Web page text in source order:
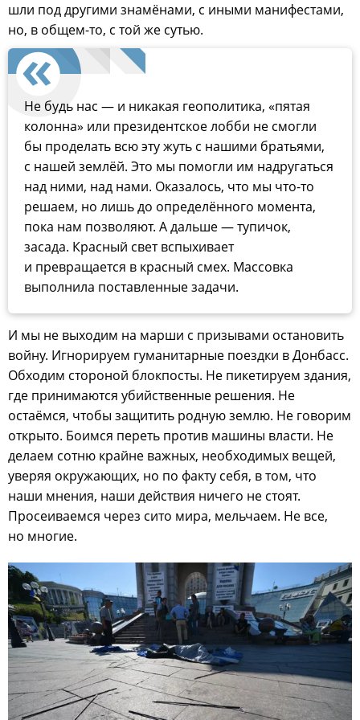
шли под другими знамёнами, с иными манифестами,
но, в общем-то, с той же сутью.
Не будь нас — и никакая геополитика, «пятая
колонна» или президентское лобби не смогли
бы проделать всю эту жуть с нашими братьями,
с нашей землёй. Это мы помогли им надругаться
над ними, над нами. Оказалось, что мы что-то
решаем, но лишь до определённого момента,
пока нам позволяют. А дальше — тупичок,
засада. Красный свет вспыхивает
и превращается в красный смех. Массовка
выполнила поставленные задачи.
И мы не выходим на марши с призывами остановить
войну. Игнорируем гуманитарные поездки в Донбасс.
Обходим стороной блокпосты. Не пикетируем здания,
где принимаются убийственные решения. Не
остаёмся, чтобы защитить родную землю. Не говорим
открыто. Боимся переть против машины власти. Не
делаем сотню крайне важных, необходимых вещей,
уверяя окружающих, но по факту себя, в том, что
наши мнения, наши действия ничего не стоят.
Просеиваемся через сито мира, мельчаем. Не все,
но многие.